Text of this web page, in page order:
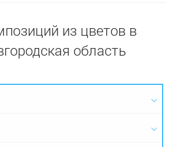
из цветов в
область